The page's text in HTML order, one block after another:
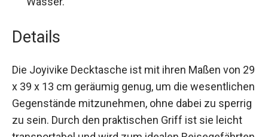
Details
29 x 39 x 13 cm geräumig genug, um die
wesentlichen Gegenstände mitzunehmen, ohne
dabei zu sperrig zu sein. Durch den praktischen
Griff ist sie leicht transportabel und wird zum